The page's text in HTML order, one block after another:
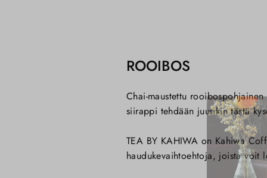
ROOIBOS
Chai-maustettu
siirappi tehdään juurikin tästä
TEA BY KAHIWA on Kahiwa
haudukevaihtoehtoja, joista voit